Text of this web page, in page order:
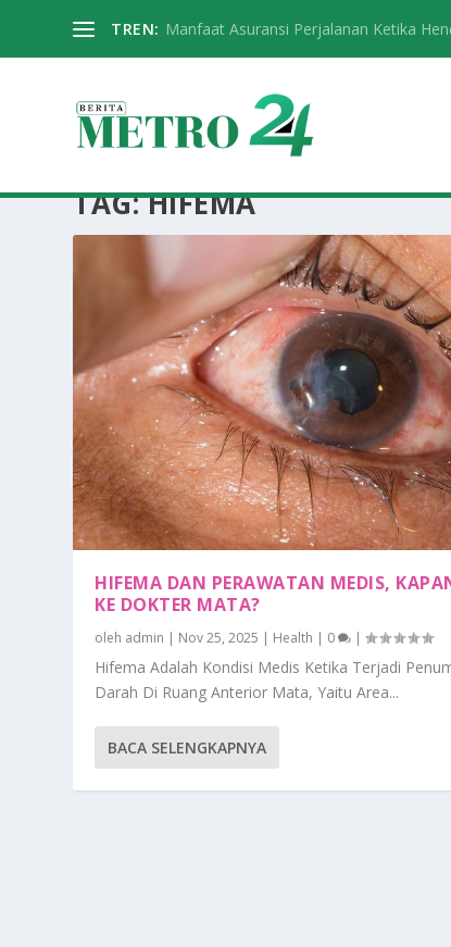
TREN: Manfaat Asuransi Perjalanan Ketika
TAG:HIFEMA
HIFEMA DAN PERAWATAN MEDIS,
KE DOKTER MATA?
oleh admin | Nov 25, 2025 | Health | 0 |
Hifema Adalah Kondisi Medis Ketika Terjadi
Darah Di Ruang Anterior Mata, Yaitu Area...
BACA SELENGKAPNYA